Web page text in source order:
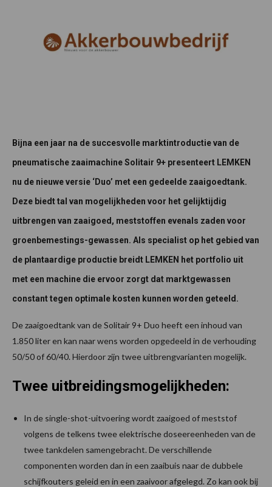
Bijna een jaar na de succesvolle marktintroductie van de
pneumatische zaaimachine Solitair 9+ presenteert LEMKEN
nu de nieuwe versie ‘Duo’ met een gedeelde zaaigoedtank.
Deze biedt tal van mogelijkheden voor het gelijktijdig
uitbrengen van zaaigoed, meststoffen evenals zaden voor
groenbemestings-gewassen. Als specialist op het gebied van
de plantaardige productie breidt LEMKEN het portfolio uit
met een machine die ervoor zorgt dat marktgewassen
constant tegen optimale kosten kunnen worden geteeld.
De zaaigoedtank van de Solitair 9+ Duo heeft een inhoud van
1.850 liter en kan naar wens worden opgedeeld in de verhouding
50/50 of 60/40. Hierdoor zijn twee uitbrengvarianten mogelijk.
Twee uitbreidingsmogelijkheden:
In de single-shot-uitvoering wordt zaaigoed of meststof
volgens de telkens twee elektrische doseereenheden van de
twee tankdelen samengebracht. De verschillende
componenten worden dan in een zaaibuis naar de dubbele
schijfkouters geleid en in een zaaivoor afgelegd. Zo kan ook bij